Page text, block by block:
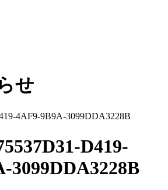
せ
4AF9-9B9A-3099DDA3228B
D419-
3099DDA3228B